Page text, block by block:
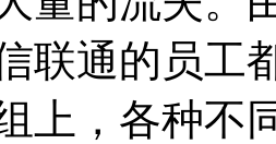
联通的员工
上，各种不